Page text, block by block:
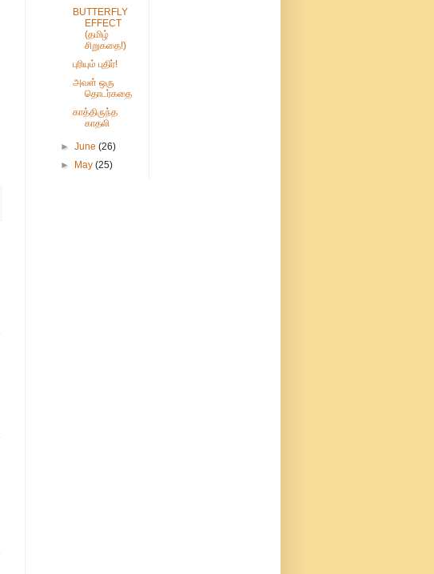
BUTTERFLY
EFFECT
(தமிழ்
சிறுகதை!)
புரியும் புதிர்!
அவள் ஒரு
தொடர்கதை
காத்திருந்த
காதலி
►June(26)
►
May(25)